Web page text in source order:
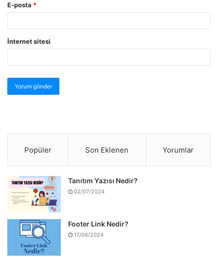
E-posta *
İnternet sitesi
Popüler Son Eklenen Yorumlar
Tanıtım Yazısı Nedir?
02/07/2024
Footer Link Nedir?
17/06/2024